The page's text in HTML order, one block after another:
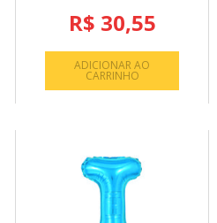
R$ 30,55
ADICIONAR AO
CARRINHO